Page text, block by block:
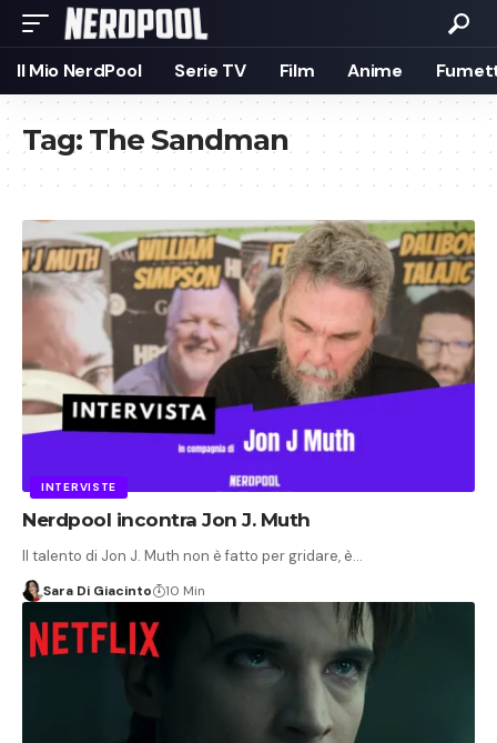
Il Mio NerdPool Serie TV Film Anime
Tag: The Sandman
INTERVISTE
Nerdpool incontra Jon J. Muth
Il talento di Jon J. Muth non è fatto per gridare, è…
Sara Di Giacinto 10 Min